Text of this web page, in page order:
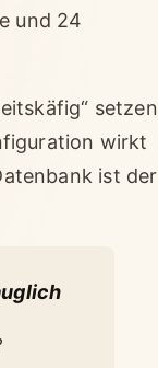
und 24
setzen
wirkt
ist der